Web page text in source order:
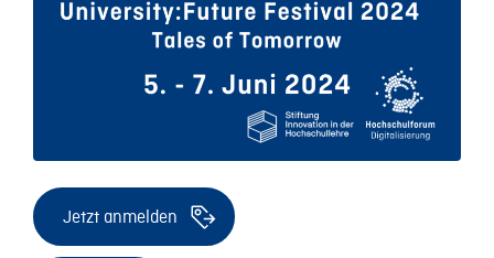
Jetzt anmelden